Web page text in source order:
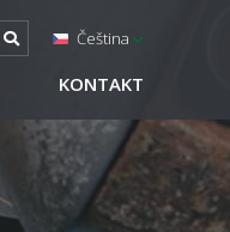
Čeština
KONTAKT